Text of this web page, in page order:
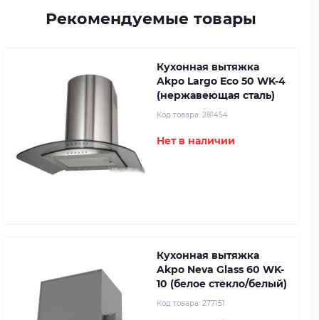
Рекомендуемые товары
Кухонная вытяжка
Akpo Largo Eco 50 WK-4
(нержавеющая сталь)
Код товара: 281454
Нет в наличии
Кухонная вытяжка
Akpo Neva Glass 60 WK-
10 (белое стекло/белый)
Код товара: 277151